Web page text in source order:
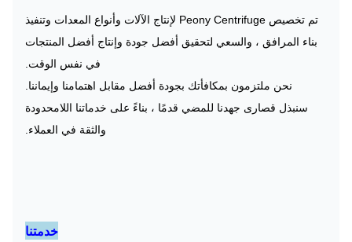
تم تخصيص Peony Centrifuge لإنتاج الآلات وأنواع المعدات وتنفيذ
بناء المرافق ، والسعي لتحقيق أفضل جودة وإنتاج أفضل المنتجات
في نفس الوقت.
نحن ملتزمون بمكافأتك بجودة أفضل مقابل اهتمامنا وإيماننا.
سنبذل قصارى جهدنا للمضي قدمًا ، بناءً على خدماتنا اللامحدودة
والثقة في العملاء.
خدمتنا